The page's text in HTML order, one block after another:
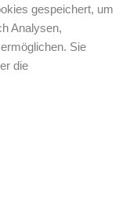
gespeichert, um
Analysen,
Sie
die